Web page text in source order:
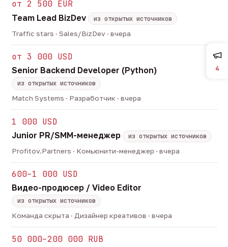
от 2 500 EUR
Team Lead BizDev
из открытых источников
Traffic stars · Sales/BizDev · вчера
от 3 000 USD
Senior Backend Developer (Python)
из открытых источников
Match Systems · Разработчик · вчера
1 000 USD
Junior PR/SMM-менеджер
из открытых источников
Profitov.Partners · Комьюнити-менеджер · вчера
600–1 000 USD
Видео-продюсер / Video Editor
из открытых источников
Команда скрыта · Дизайнер креативов · вчера
50 000–200 000 RUB
4